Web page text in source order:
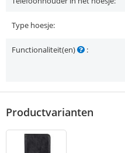
Type hoesje:
Functionaliteit(en) :
Productvarianten